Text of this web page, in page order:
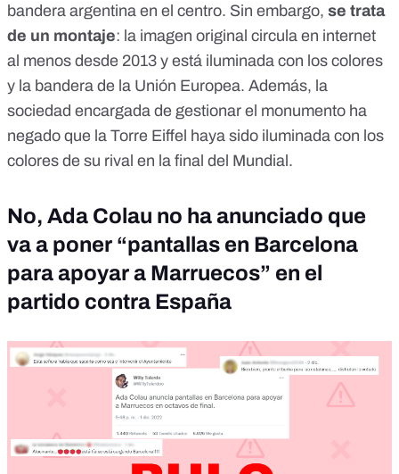
bandera argentina en el centro. Sin embargo, se trata
de un montaje: la imagen original circula en internet
al menos desde 2013 y está iluminada con los colores
y la bandera de la Unión Europea. Además, la
sociedad encargada de gestionar el monumento ha
negado que la Torre Eiffel haya sido iluminada con los
colores de su rival en la final del Mundial.
No, Ada Colau no ha anunciado que
va a poner “pantallas en Barcelona
para apoyar a Marruecos” en el
partido contra España